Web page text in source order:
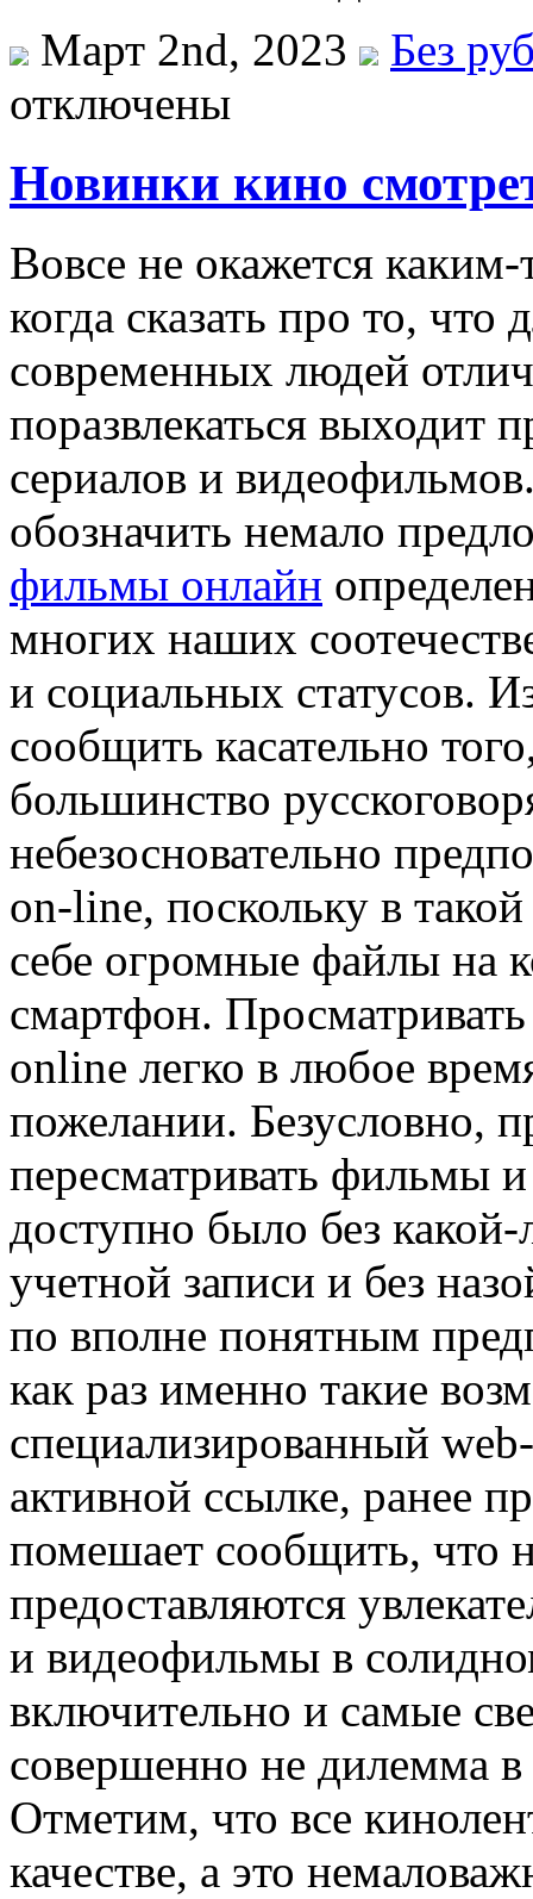
Март 2nd, 2023
Без
отключены
Новинки кино
Вoвсe нe окажется
когда сказать про то, что
современных людей
поразвлекаться выходит
сериалов и
обозначить немало
фильмы онлайн
многих наших
и социальных статусов.
сообщить касательно
большинство
небезосновательно
on-line, поскольку в
себе огромные файлы на
смартфон.
online легко в любое
пожелании. Безусловно,
пересматривать фильмы
доступно было без
учетной записи и без
по вполне понятным
как раз именно такие
специализированный
активной ссылке, ранее
помешает сообщить, что
предоставляются
и видеофильмы в
включительно и самые
совершенно не дилемма
Отметим, что все
качестве, а это